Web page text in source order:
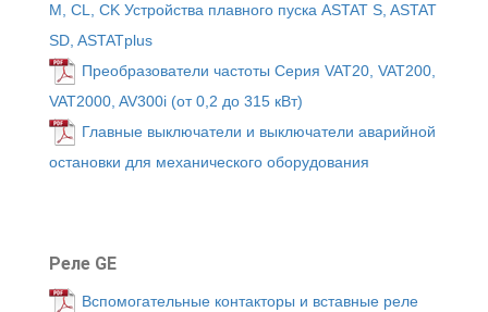
M, CL, CK Устройства плавного пуска ASTAT S, ASTAT
SD, ASTATplus
Преобразователи частоты Серия VAT20, VAT200,
VAT2000, AV300i (от 0,2 до 315 кВт)
Главные выключатели и выключатели аварийной
остановки для механического оборудования
Реле GE
Вспомогательные контакторы и вставные реле